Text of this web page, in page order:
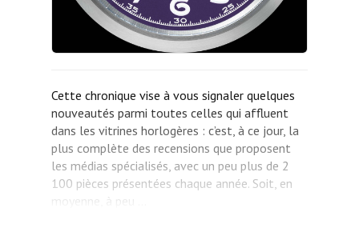
Cette chronique vise à vous signaler quelques
nouveautés parmi toutes celles qui affluent
dans les vitrines horlogères : c’est, à ce jour, la
plus complète des recensions que proposent
les médias spécialisés, avec un peu plus de 2
100 pièces présentées chaque année. Soit, en
moyenne, à peu …